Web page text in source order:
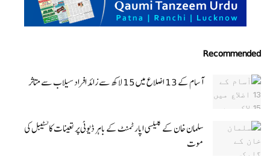
Recommended
آسام کے 13 اضلاع میں 15 لاکھ سے زائد افراد سیلاب سے متاثر
سلمان خان کے گلیکسی اپارٹمنٹ کے باہر ڈیوٹی پر تعینات کانسٹیبل کی
موت